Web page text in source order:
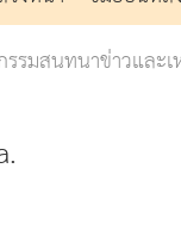
รรมสนทนาข่าวและ